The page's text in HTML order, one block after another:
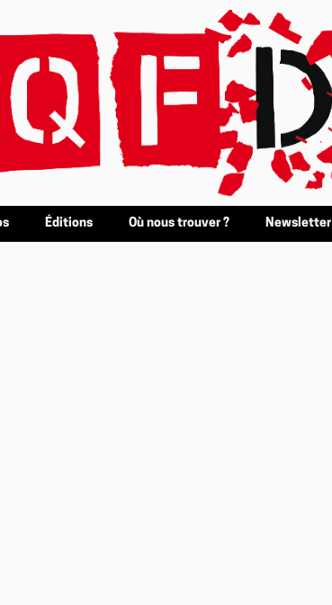
Éditions Où nous trouver ? Newsletter